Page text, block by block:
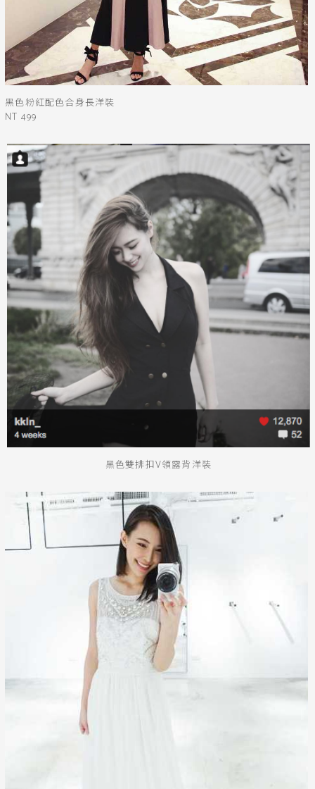
黑色粉紅配色合身長洋裝
NT 499
黑色雙排扣V領露背洋裝